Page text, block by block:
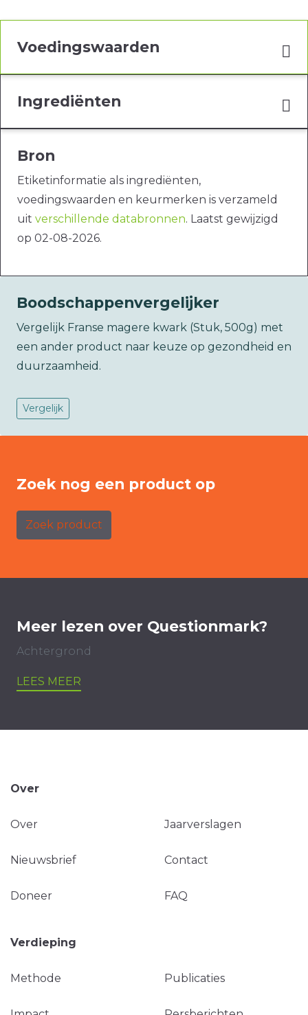
Voedingswaarden
Ingrediënten
Bron
Etiketinformatie als ingrediënten,
voedingswaarden en keurmerken is verzameld
uit verschillende databronnen. Laatst gewijzigd
op 02-08-2026.
Boodschappenvergelijker
Vergelijk Franse magere kwark (Stuk, 500g) met
een ander product naar keuze op gezondheid en
duurzaamheid.
Vergelijk
Zoek nog een product op
Zoek product
Meer lezen over Questionmark?
Achtergrond
LEES MEER
Over
Over Jaarverslagen
Nieuwsbrief Contact
Doneer FAQ
Verdieping
Methode Publicaties